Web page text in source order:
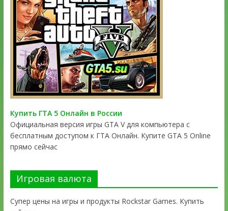
Купить ГТА 5 Онлайн в России
Официальная версия игры GTA V для компьютера с
бесплатным доступом к ГТА Онлайн. Купите GTA 5 Online
прямо сейчас
Игровая валюта
Супер цены на игры и продукты Rockstar Games. Купить